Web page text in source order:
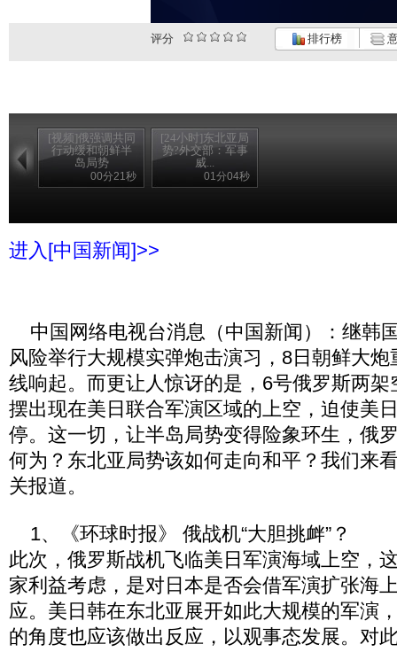
评分 排行榜
[视频]俄强调共同
行动缓和朝鲜半
岛局势
00分21秒
[24小时]东北亚局
势?外交部：军事
威...
01分04秒
进入[中国新闻]>>
中国网络电视台消息（中国新闻）：继韩
风险举行大规模实弹炮击演习，8日朝鲜大
线响起。而更让人惊讶的是，6号俄罗斯两
摆出现在美日联合军演区域的上空，迫使美
停。这一切，让半岛局势变得险象环生，俄
何为？东北亚局势该如何走向和平？我们来
关报道。
1、《环球时报》 俄战机“大胆挑衅”？
此次，俄罗斯战机飞临美日军演海域上空，
家利益考虑，是对日本是否会借军演扩张海
应。美日韩在东北亚展开如此大规模的军演
的角度也应该做出反应，以观事态发展。对